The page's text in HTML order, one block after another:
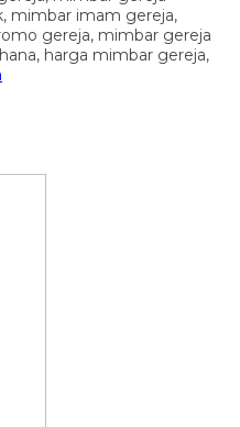
mimbar imam gereja,
gereja, mimbar gereja
harga mimbar gereja,